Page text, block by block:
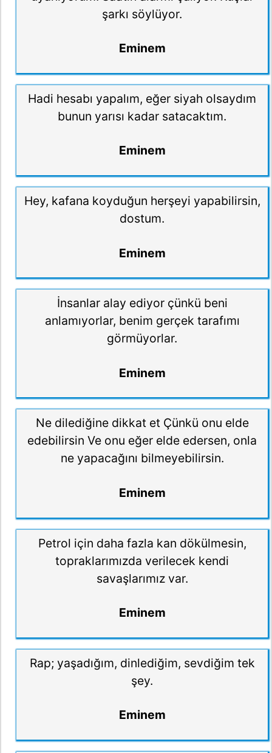
şarkı söylüyor.
Eminem
Hadi hesabı yapalım, eğer siyah olsaydım
bunun yarısı kadar satacaktım.
Eminem
Hey, kafana koyduğun herşeyi yapabilirsin,
dostum.
Eminem
İnsanlar alay ediyor çünkü beni
anlamıyorlar, benim gerçek tarafımı
görmüyorlar.
Eminem
Ne dilediğine dikkat et Çünkü onu elde
edebilirsin Ve onu eğer elde edersen, onla
ne yapacağını bilmeyebilirsin.
Eminem
Petrol için daha fazla kan dökülmesin,
topraklarımızda verilecek kendi
savaşlarımız var.
Eminem
Rap; yaşadığım, dinlediğim, sevdiğim tek
şey.
Eminem